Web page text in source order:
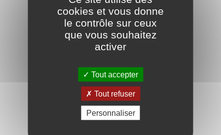
DIMAVERY Dt-120 selle de trône de
cookies et vous donne
le contrôle sur ceux
que vous souhaitez
activer
Tout accepter
Tout refuser
Personnaliser